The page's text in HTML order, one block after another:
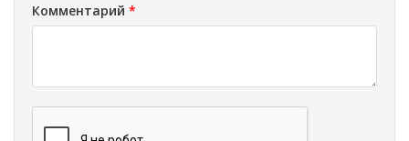
Комментарий *